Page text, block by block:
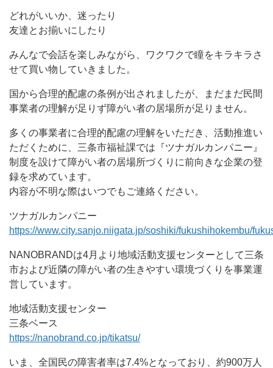
どれがいいか、迷ったり
友達とお揃いにしたり
みんなで会話を楽しみながら、ワクワクで瞳をキラキラさ
せて買い物していきました。
国から合理的配慮の条例が出されましたが、まだまだ民間
事業者の理解が足りず障がい者の居場所が足りません。
多くの事業者に合理的配慮の理解をいただき、活動推進い
ただくために、三条市福祉課では『ツナガルカンパニー』
制度を設けて障がい者の居場所づくりに前向きな企業の登
録を求めています。
内容が不明な際はいつでもご連絡ください。
ツナガルカンパニー
https://www.city.sanjo.niigata.jp/soshiki/fukushihokembu/
NANOBRANDは4月より地域活動支援センターとして三条
市および近隣の障がい者の生きやすい環境づくりを事業運
営しています。
地域活動支援センター
三条ベース
https://nanobrand.co.jp/tikatsu/
いま、全国民の障害者率は7.4%となっており、約900万人